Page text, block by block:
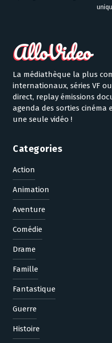
La médiathèque la plus
internationaux, séries VF
direct, replay émissions
agenda des sorties cinéma
une seule vidéo !
Categories
Action
Animation
Aventure
Comédie
Drame
Famille
Fantastique
Guerre
Histoire